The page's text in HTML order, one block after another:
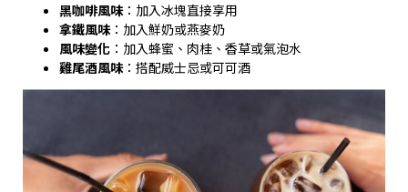
黑咖啡風味：加入冰塊直接享用
拿鐵風味：加入鮮奶或燕麥奶
風味變化 ：加入蜂蜜、肉桂、香草或氣泡水
雞尾酒風味：搭配威士忌或可可酒